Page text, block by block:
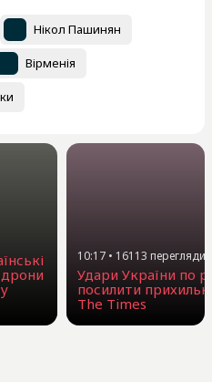
Нікол Пашинян
Вірменія
дрони
10:17 • 16113 перегляди
Удари України по
посилити
The Times